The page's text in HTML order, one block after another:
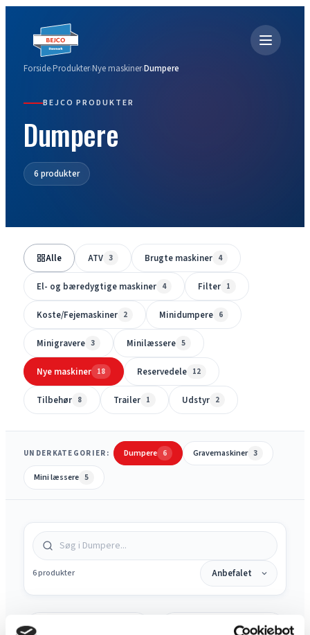
Forside›Produkter›Nye maskiner›Dumpere
BEJCO PRODUKTER
Dumpere
6 produkter
Alle ATV 3 Brugte maskiner 4
El- og bæredygtige maskiner 4 Filter 1
Koste/Fejemaskiner 2 Minidumpere 6
Minigravere 3 Minilæssere 5
Nye maskiner 18 Reservedele 12
Tilbehør 8 Trailer 1 Udstyr 2
UNDERKATEGORIER: Dumpere 6 Gravemaskiner 3
Mini læssere 5
6 produkter